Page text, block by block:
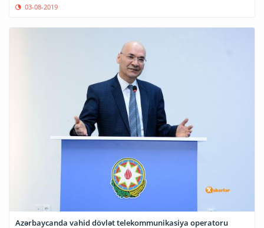
03-08-2019
Azərbaycanda vahid dövlət telekommunikasiya operatoru